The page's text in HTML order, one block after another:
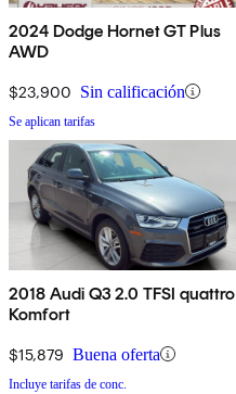
2024 Dodge Hornet GT Plus
AWD
$23,900 Sin calificación
Se aplican tarifas
2018 Audi Q3 2.0 TFSI quattro
Komfort
$15,879 Buena oferta
Incluye tarifas de conc.